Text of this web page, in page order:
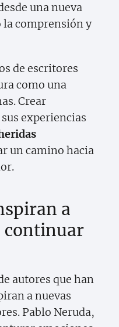
una nueva
comprensión y
de escritores
como una
Crear
experiencias
un camino hacia
a
continuar
autores que han
a nuevas
Pablo Neruda,